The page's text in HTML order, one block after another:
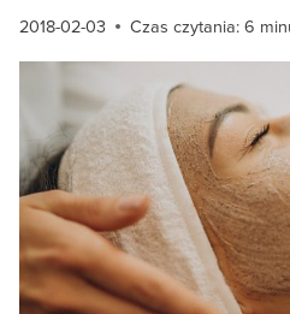
2018-02-03 Czas czytania:6